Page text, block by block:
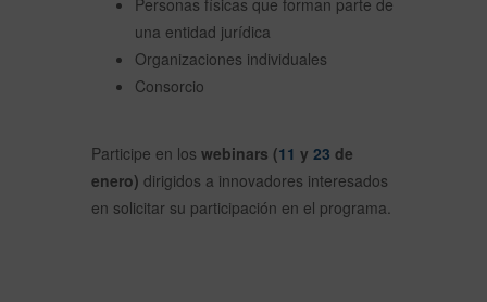
Personas físicas que forman parte de
una entidad jurídica
Organizaciones individuales
Consorcio
Participe en los webinars (11 y 23 de
enero) dirigidos a innovadores interesados
en solicitar su participación en el programa.